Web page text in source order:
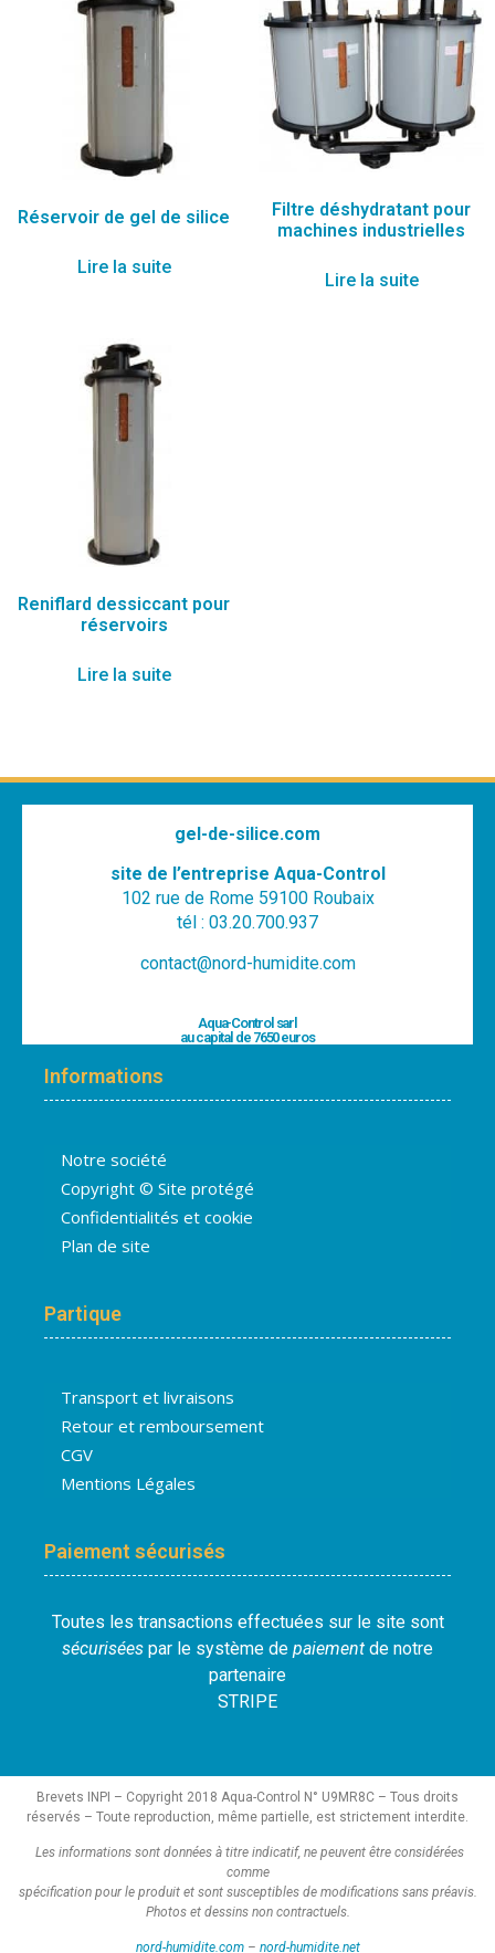
Réservoir de gel de silice
Lire la suite
Filtre déshydratant pour
machines industrielles
Lire la suite
Reniflard dessiccant pour
réservoirs
Lire la suite
gel-de-silice.com
site de l’entreprise Aqua-Control
102 rue de Rome 59100 Roubaix
tél : 03.20.700.937
contact@nord-humidite.com
Aqua-Control sarl
au capital de 7650 euros
Informations
Notre société
Copyright © Site protégé
Confidentialités et cookie
Plan de site
Partique
Transport et livraisons
Retour et remboursement
CGV
Mentions Légales
Paiement sécurisés
Toutes les transactions effectuées sur le site sont
sécurisées par le système de paiement de notre
partenaire
STRIPE
Brevets INPI – Copyright 2018 Aqua-Control N° U9MR8C – Tous droits
réservés – Toute reproduction, même partielle, est strictement interdite.
Les informations sont données à titre indicatif, ne peuvent être considérées
comme
spécification pour le produit et sont susceptibles de modifications sans préavis.
Photos et dessins non contractuels.
nord-humidite.com– nord-humidite.net